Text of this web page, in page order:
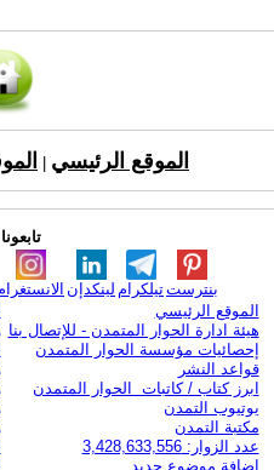
الموقع الرئيسي
لينكدإن تيلكرامبنترست
الموقع الرئيسي
هيئة ادارة الحوار المتمدن - للإتصال بنا
إحصائيات مؤسسة الحوار المتمدن
قواعد النشر
ابرز كتاب / كاتبات الحوار المتمدن
يوتيوب التمدن
مكتبة التمدن
عدد الزوار: 3,428,633,556
اضافة موضوع جديد